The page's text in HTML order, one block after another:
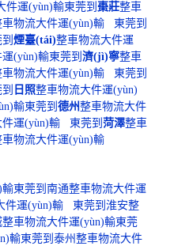
件運(yùn)輸東莞到棗莊整車
車物流大件運(yùn)輸
東莞到
到煙臺(tái)整車物流大件運
(yùn)輸東莞到濟(jì)寧整車
車物流大件運(yùn)輸
東莞到
日照整車物流大件運(yùn)
輸東莞到德州整車物流大件
運(yùn)輸 東莞到菏澤整車
車物流大件運(yùn)輸
輸東莞到南通整車物流大件運
件運(yùn)輸
東莞到淮安整
車物流大件運(yùn)輸東莞
輸東莞到泰州整車物流大件